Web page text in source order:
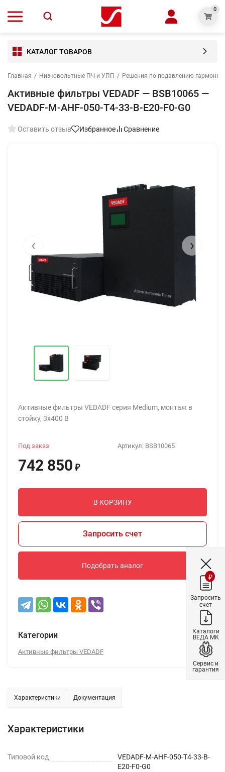
0
КАТАЛОГ ТОВАРОВ
Главная / Низковольтные ПЧ и УПП / Решения по подавлению
Активные фильтры VEDADF — BSB10065 —
VEDADF-M-AHF-050-T4-33-B-E20-F0-G0
Оставить отзыв Избранное Сравнение
‹ ›
Активные фильтры VEDADF серия Medium, монтаж в
стойку, 3х400 В
Артикул: BSB10065
Под заказ
742 850 ₽
В КОРЗИНУ
Запросить счет
Подобрать аналог
Категории
Активные фильтры VEDADF
Характеристики Документация
Характеристики
Типовой код
VEDADF-M-AHF-050-T4-33-B-
E20-F0-G0
₽
Запросить
счет
Каталоги
ВЕДА МК
Сервис и
гарантия